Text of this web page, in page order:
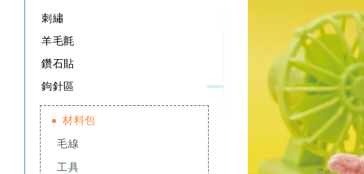
刺繡
羊毛氈
鑽石貼
鉤針區
材料包
毛線
工具